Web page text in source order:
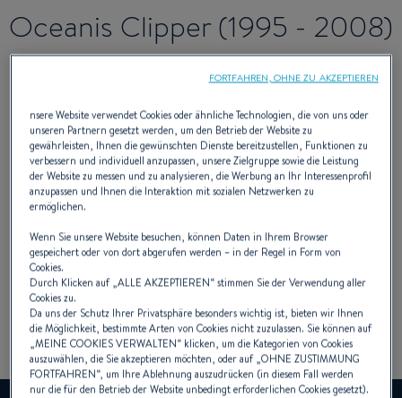
Oceanis Clipper (1995 - 2008)
Once more the result of working with
Moorings, the Oceanis Clipper stands out at
the time for her level of comfort and an
exceptional amount of living space inside.
nsere Website verwendet Cookies oder ähnliche Technologien, die von uns oder
unseren Partnern gesetzt werden, um den Betrieb der Website zu
gewährleisten, Ihnen die gewünschten Dienste bereitzustellen, Funktionen zu
verbessern und individuell anzupassen, unsere Zielgruppe sowie die Leistung
der Website zu messen und zu analysieren, die Werbung an Ihr Interessenprofil
anzupassen und Ihnen die Interaktion mit sozialen Netzwerken zu
ermöglichen.
Wenn Sie unsere Website besuchen, können Daten in Ihrem Browser
gespeichert oder von dort abgerufen werden – in der Regel in Form von
Cookies.
Durch Klicken auf „ALLE AKZEPTIEREN“ stimmen Sie der Verwendung aller
Cookies zu.
Da uns der Schutz Ihrer Privatsphäre besonders wichtig ist, bieten wir Ihnen
die Möglichkeit, bestimmte Arten von Cookies nicht zuzulassen. Sie können auf
„MEINE COOKIES VERWALTEN“ klicken, um die Kategorien von Cookies
auszuwählen, die Sie akzeptieren möchten, oder auf „OHNE ZUSTIMMUNG
FORTFAHREN“, um Ihre Ablehnung auszudrücken (in diesem Fall werden
nur die für den Betrieb der Website unbedingt erforderlichen Cookies gesetzt).
FORTFAHREN, OHNE ZU AKZEPTIEREN